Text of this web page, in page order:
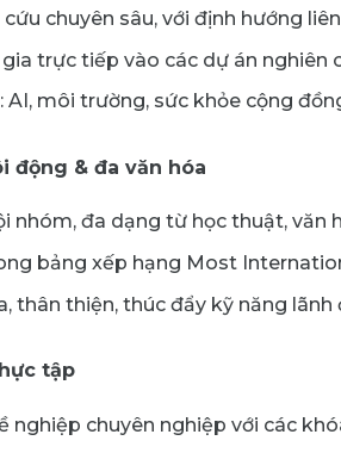
chuyên sâu, với định hướng
trực tiếp vào các dự án nghiên
AI, môi trường, sức khỏe cộng
động & đa văn hóa
nhóm, đa dạng từ học thuật, văn
bảng xếp hạng Most
thân thiện, thúc đẩy kỹ năng
tập
nghiệp chuyên nghiệp với các